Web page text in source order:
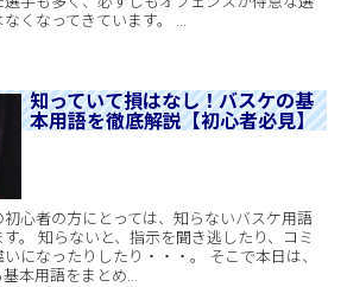
くなってきています。 ...
知っていて損はなし！バスケの基
本用語を徹底解説【初心者必見】
心者の方にとっては、知らないバスケ用語
。 知らないと、指示を聞き逃したり、コミ
になったりしたり・・・。 そこで本日は、
本用語をまとめ...